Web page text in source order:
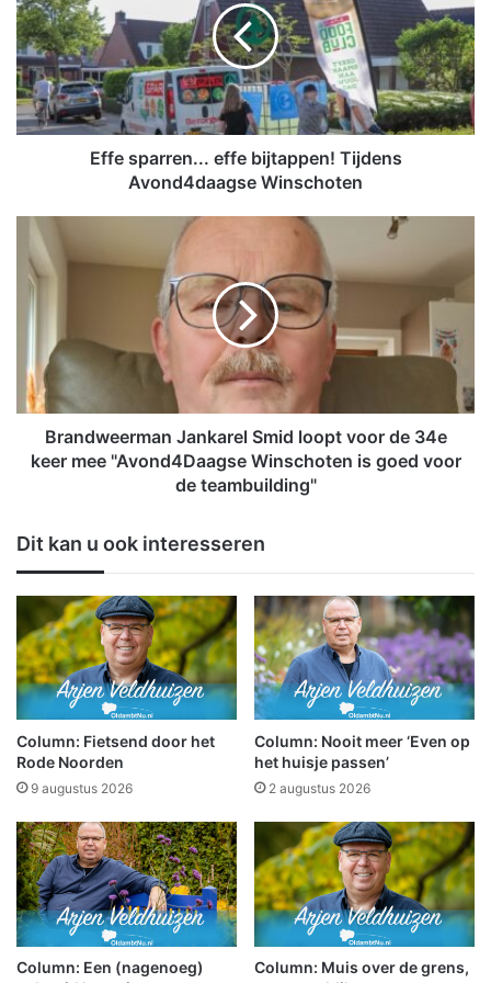
e
s
p
a
r
r
n
!
T
j
d
e
s
A
v
n
d
4
d
a
a
g
Effe sparren... effe bijtappen! Tijdens
Avond4daagse Winschoten
r
n
k
a
e
l
S
i
d
l
o
p
t
v
o
o
r
Brandweerman Jankarel Smid loopt voor de 34e
keer mee "Avond4Daagse Winschoten is goed voor
de teambuilding"
Dit kan u ook interesseren
Column: Fietsend door het
Rode Noorden
9 augustus 2026
Column: Nooit meer ‘Even op
het huisje passen’
2 augustus 2026
Column: Een (nagenoeg)
Column: Muis over de grens,